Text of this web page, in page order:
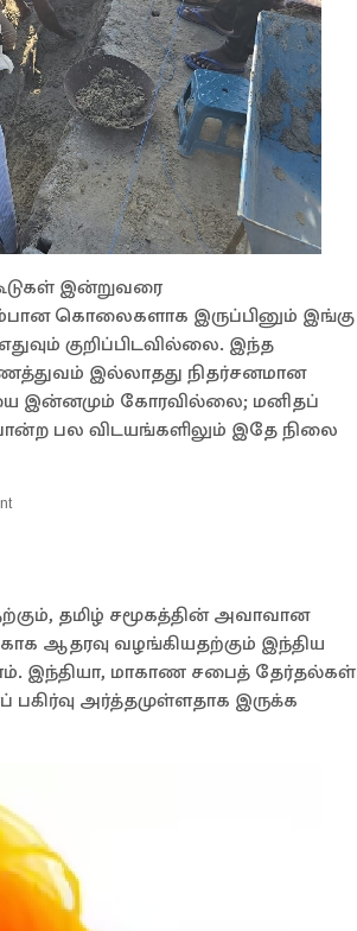
இன்றுவரை
கொலைகளாக இருப்பினும் இங்கு
குறிப்பிடவில்லை. இந்த
இல்லாதது நிதர்சனமான
இன்னமும் கோரவில்லை; மனிதப்
பல விடயங்களிலும் இதே நிலை
தமிழ் சமூகத்தின் அவாவான
ஆதரவு வழங்கியதற்கும் இந்திய
இந்தியா, மாகாண சபைத் தேர்தல்கள்
அர்த்தமுள்ளதாக இருக்க